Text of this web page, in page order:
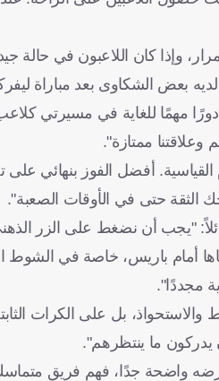
وإذا كان اللاعبون في حالة
بعض الشكاوى بعد مباراة
دورًا مهمًا للغاية في مسيرتي
وعلاقتنا ممتازة".
القياسية. أفضل الفوز بنهائي
"يجب أن نضغط على الزر
أمام باريس، خاصة في الشوط
مجددًا".
بل على الكرات
يدركون ما ينتظرهم".
واضحة جدًا، فهم فريق متماسك،